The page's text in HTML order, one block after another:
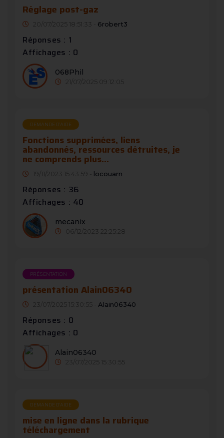
Réglage post-gaz
20/07/2025 18:51:33 - 6robert3
Réponses : 1
Affichages : 0
068Phil
21/07/2025 09:12:05
DEMANDE D’AIDE
Fonctions supprimées, liens
abandonnés, ressources détruites, je
ne comprends plus...
19/11/2023 15:43:59 - locouarn
Réponses : 36
Affichages : 40
mecanix
06/12/2023 22:25:28
PRÉSENTATION
présentation Alain06340
23/07/2025 15:30:55 - Alain06340
Réponses : 0
Affichages : 0
Alain06340
23/07/2025 15:30:55
DEMANDE D’AIDE
mise en ligne dans la rubrique
téléchargement